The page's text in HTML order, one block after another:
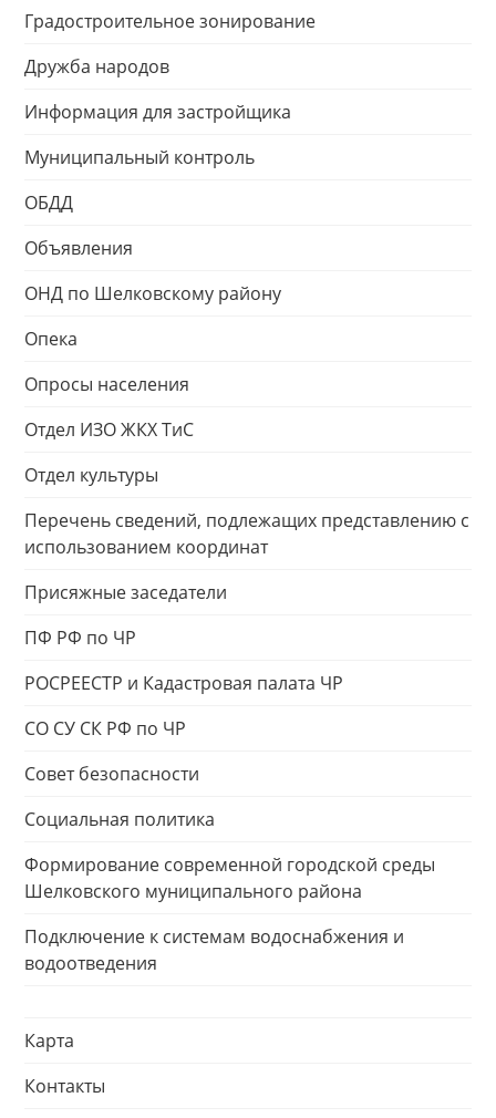
Градостроительное зонирование
Дружба народов
Информация для застройщика
Муниципальный контроль
ОБДД
Объявления
ОНД по Шелковскому району
Опека
Опросы населения
Отдел ИЗО ЖКХ ТиС
Отдел культуры
Перечень сведений, подлежащих представлению с
использованием координат
Присяжные заседатели
ПФ РФ по ЧР
РОСРЕЕСТР и Кадастровая палата ЧР
СО СУ СК РФ по ЧР
Совет безопасности
Социальная политика
Формирование современной городской среды
Шелковского муниципального района
Подключение к системам водоснабжения и
водоотведения
Карта
Контакты